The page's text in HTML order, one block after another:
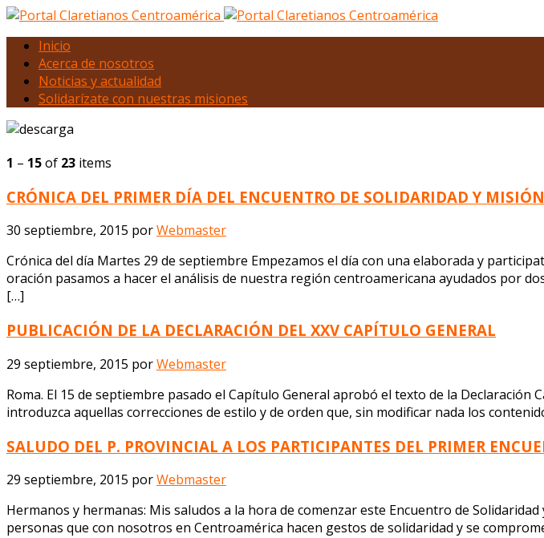
Inicio
Acerca de nosotros
Noticias y actualidad
Solidarízate con nuestras misiones
1 – 15of 23 items
CRÓNICA DEL PRIMER DÍA DEL ENCUENTRO DE SOLIDARIDAD Y
30 septiembre, 2015 porWebmaster
Crónica del día Martes 29 de septiembre Empezamos el día con una elaborada y
oración pasamos a hacer el análisis de nuestra región centroamericana ayudados por
[…]
PUBLICACIÓN DE LA DECLARACIÓN DEL XXV CAPÍTULO GENERAL
29 septiembre, 2015 porWebmaster
Roma. El 15 de septiembre pasado el Capítulo General aprobó el texto de la
introduzca aquellas correcciones de estilo y de orden que, sin modificar nada los
SALUDO DEL P. PROVINCIAL A LOS PARTICIPANTES DEL PRIMER
29 septiembre, 2015 porWebmaster
Hermanos y hermanas: Mis saludos a la hora de comenzar este Encuentro de
personas que con nosotros en Centroamérica hacen gestos de solidaridad y se